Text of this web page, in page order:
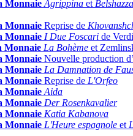
Monnaie Agrippina et
Monnaie Reprise de
Monnaie I Due Foscari de Verdi
Monnaie La Bohème et
Monnaie Nouvelle production
Monnaie La Damnation de
Monnaie Reprise de L'Orfeo
Monnaie Aida
Monnaie Der Rosenkavalier
Monnaie Katia Kabanova
Monnaie L'Heure espagnole et